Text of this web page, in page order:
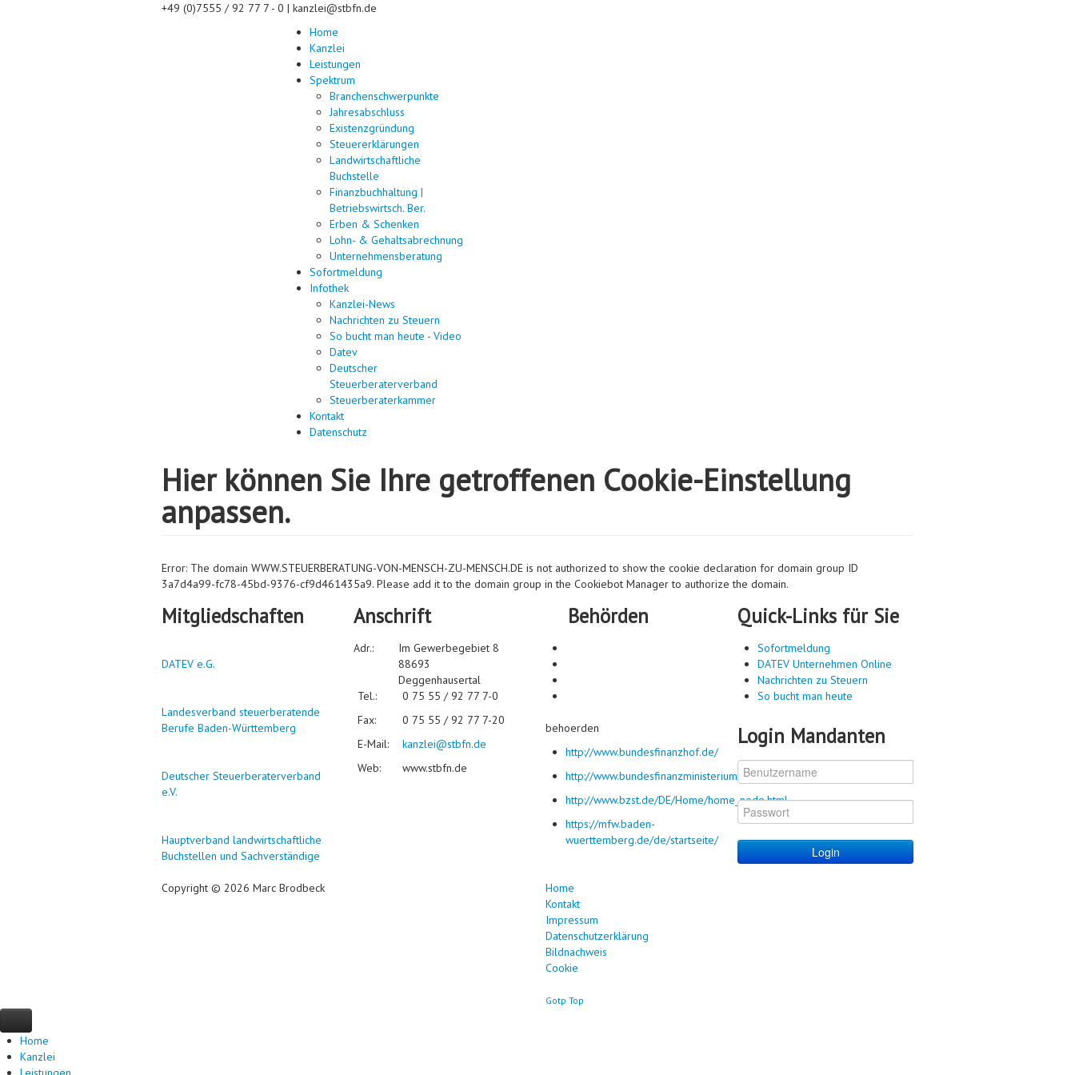
+49 (0)7555 / 92 77 7 - 0 | kanzlei@stbfn.de
Home
Kanzlei
Leistungen
Spektrum
Branchenschwerpunkte
Jahresabschluss
Existenzgründung
Steuererklärungen
Landwirtschaftliche
Buchstelle
Finanzbuchhaltung |
Betriebswirtsch. Ber.
Erben & Schenken
Lohn- & Gehaltsabrechnung
Unternehmensberatung
Sofortmeldung
Infothek
Kanzlei-News
Nachrichten zu Steuern
So bucht man heute - Video
Datev
Deutscher
Steuerberaterverband
Steuerberaterkammer
Kontakt
Datenschutz
Hier können Sie Ihre getroffenen Cookie-Einstellung
anpassen.
Error: The domain WWW.STEUERBERATUNG-VON-MENSCH-ZU-MENSCH.DE is not authorized to show the cookie declaration for domain group ID
3a7d4a99-fc78-45bd-9376-cf9d461435a9. Please add it to the domain group in the Cookiebot Manager to authorize the domain.
Mitgliedschaften
DATEV e.G.
Landesverband steuerberatende
Berufe Baden-Württemberg
Deutscher Steuerberaterverband
e.V.
Hauptverband landwirtschaftliche
Buchstellen und Sachverständige
Anschrift
Adr.:
Im Gewerbegebiet 8
88693
Deggenhausertal
Tel.:
0 75 55 / 92 77 7-0
Fax:
0 75 55 / 92 77 7-20
E-Mail:
kanzlei@stbfn.de
Web:
www.stbfn.de
Behörden
behoerden
http://www.bundesfinanzhof.de/
http://www.bundesfinanzministerium.de/Web/DE/Home/home.html
http://www.bzst.de/DE/Home/home_node.html
https://mfw.baden-
wuerttemberg.de/de/startseite/
Quick-Links für Sie
Sofortmeldung
DATEV Unternehmen Online
Nachrichten zu Steuern
So bucht man heute
Login Mandanten
Login
Copyright © 2026 Marc Brodbeck
Home
Kontakt
Impressum
Datenschutzerklärung
Bildnachweis
Cookie
Gotp Top
Home
Kanzlei